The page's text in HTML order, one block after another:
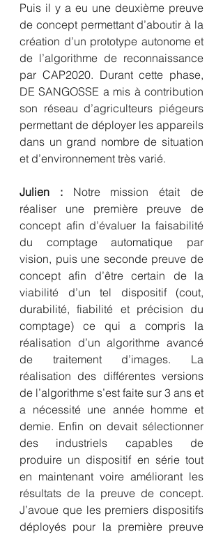
Puis il y a eu une deuxième preuve
de concept permettant d’aboutir à la
création d’un prototype autonome et
de l’algorithme de reconnaissance
par CAP2020. Durant cette phase,
DE SANGOSSE a mis à contribution
son réseau d’agriculteurs piégeurs
permettant de déployer les appareils
dans un grand nombre de situation
et d’environnement très varié.
Julien : Notre mission était de
réaliser une première preuve de
concept afin d’évaluer la faisabilité
du comptage automatique par
vision, puis une seconde preuve de
concept afin d’être certain de la
viabilité d’un tel dispositif (cout,
durabilité, fiabilité et précision du
comptage) ce qui a compris la
réalisation d’un algorithme avancé
de traitement d’images. La
réalisation des différentes versions
de l’algorithme s’est faite sur 3 ans et
a nécessité une année homme et
demie. Enfin on devait sélectionner
des industriels capables de
produire un dispositif en série tout
en maintenant voire améliorant les
résultats de la preuve de concept.
J’avoue que les premiers dispositifs
déployés pour la première preuve